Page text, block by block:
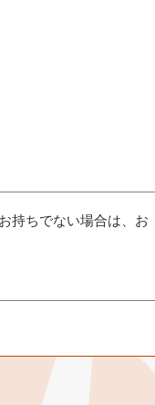
持ちでない場合は、お